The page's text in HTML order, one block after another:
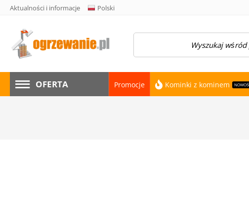
Aktualności i informacje Polski
OFERTA Promocje Kominki z kominem
menu